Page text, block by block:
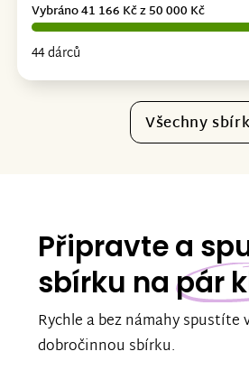
44 dárců
Vybráno 41 166 Kč z 50 000 Kč
Všechny
Připravte a
sbírku na pár
Rychle a bez námahy spustíte
dobročinnou sbírku.